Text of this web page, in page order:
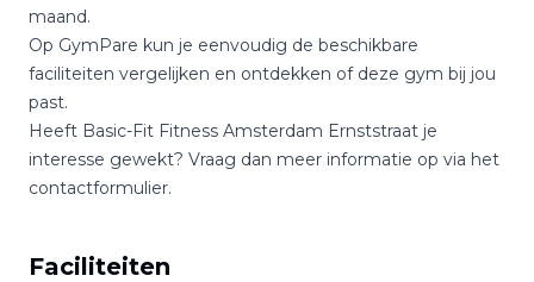
maand.
Op GymPare kun je eenvoudig de beschikbare
faciliteiten vergelijken en ontdekken of deze gym bij jou
past.
Heeft Basic-Fit Fitness Amsterdam Ernststraat je
interesse gewekt? Vraag dan meer informatie op via het
contactformulier.
Faciliteiten